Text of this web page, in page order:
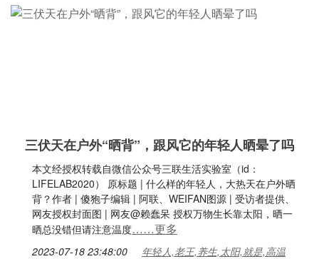
三伏天在户外“晒背”，跟风它的年轻人晒晕了吗
本文经授权转载自微信公众号三联生活实验室（id：
LIFELAB2020） 原标题 | 什么样的年轻人，大热天在户外晒
背？作者 | 傻狍子编辑 | 阿联、WEIFAN图源 | 受访者提供、
网友授权封面图 | 网友@赖蠢呆 授权万物生长靠太阳，晒一
晒总没错但请注意温度……更多
2023-07-18 23:48:00 年轻人,老王,养生,太阳,就是,高温